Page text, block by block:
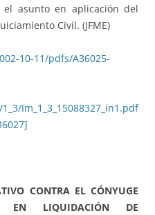
asunto en aplicación del
Civil. (JFME)
10-11/pdfs/A36025-
Im_1_3_15088327_in1.pdf
CONTRA EL CÓNYUGE
EN LIQUIDACIÓN DE